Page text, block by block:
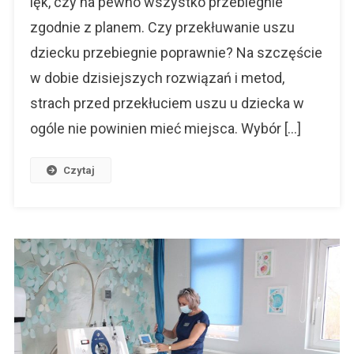
zgodnie z planem. Czy przekłuwanie uszu
dziecku przebiegnie poprawnie? Na szczęście
w dobie dzisiejszych rozwiązań i metod,
strach przed przekłuciem uszu u dziecka w
ogóle nie powinien mieć miejsca. Wybór […]
Czytaj